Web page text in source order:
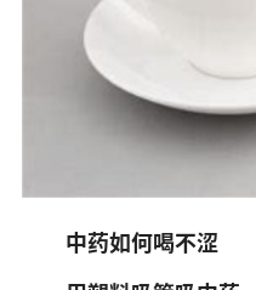
中药如何喝不涩